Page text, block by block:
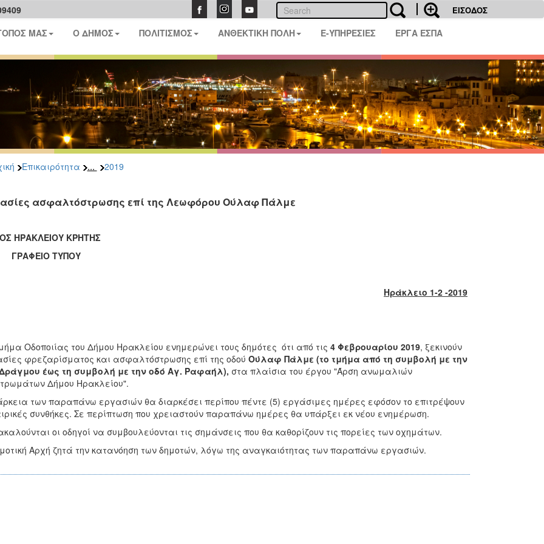
ΕΙΣΟΔΟΣ
ΜΑΣ Ο ΔΗΜΟΣ ΠΟΛΙΤΙΣΜΟΣ ΑΝΘΕΚΤΙΚΗ ΠΟΛΗ E-ΥΠΗΡΕΣΙΕΣ ΕΡΓΑ ΕΣΠΑ
Επικαιρότητα ... 2019
ασφαλτόστρωσης επί της Λεωφόρου Ούλαφ Πάλμε
ΗΡΑΚΛΕΙΟΥ ΚΡΗΤΗΣ
ΤΥΠΟΥ
Ηράκλειο 1-2 -2019
Οδοποιίας του Δήμου Ηρακλείου ενημερώνει τους δημότες ότι από τις 4 Φεβρουαρίου 2019, ξεκινούν
φρεζαρίσματος και ασφαλτόστρωσης επί της οδού Ούλαφ Πάλμε (το τμήμα από τη συμβολή με την
έως τη συμβολή με την οδό Αγ. Ραφαήλ), στα πλαίσια του έργου "Άρση ανωμαλιών
Δήμου Ηρακλείου".
των παραπάνω εργασιών θα διαρκέσει περίπου πέντε (5) εργάσιμες ημέρες εφόσον το επιτρέψουν
συνθήκες. Σε περίπτωση που χρειαστούν παραπάνω ημέρες θα υπάρξει εκ νέου ενημέρωση.
οι οδηγοί να συμβουλεύονται τις σημάνσεις που θα καθορίζουν τις πορείες των οχημάτων.
Αρχή ζητά την κατανόηση των δημοτών, λόγω της αναγκαιότητας των παραπάνω εργασιών.